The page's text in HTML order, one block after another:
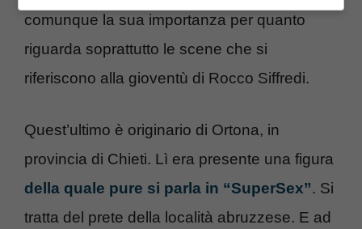
comunque la sua importanza per quanto
riguarda soprattutto le scene che si
riferiscono alla gioventù di Rocco Siffredi.
Quest’ultimo è originario di Ortona, in
provincia di Chieti. Lì era presente una figura
della quale pure si parla in “SuperSex”. Si
tratta del prete della località abruzzese. E ad